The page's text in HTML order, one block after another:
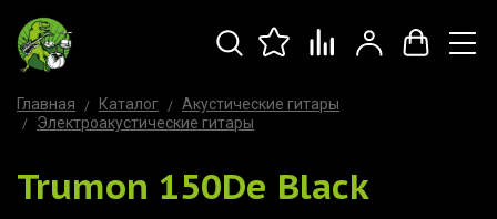
Главная Каталог
Акустические гитары
Электроакустические гитары
Trumon 150De Black